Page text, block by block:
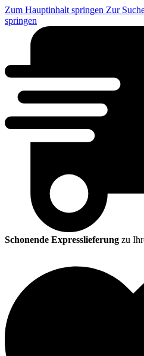
Zum Hauptinhalt springen Zur
springen
Schonende Expresslieferung zu